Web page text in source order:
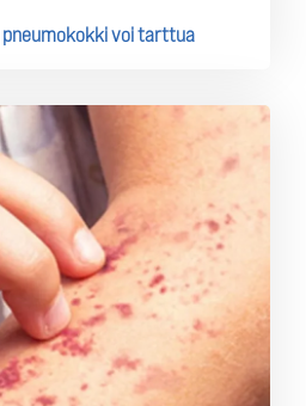
pneumokokki voi tarttua